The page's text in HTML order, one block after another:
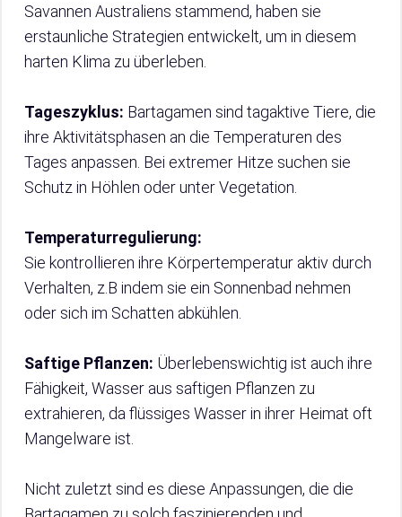
Savannen Australiens stammend, haben sie
erstaunliche Strategien entwickelt, um in diesem
harten Klima zu überleben.
Tageszyklus: Bartagamen sind tagaktive Tiere, die
ihre Aktivitätsphasen an die Temperaturen des
Tages anpassen. Bei extremer Hitze suchen sie
Schutz in Höhlen oder unter Vegetation.
Temperaturregulierung:
Sie kontrollieren ihre Körpertemperatur aktiv durch
Verhalten, z.B indem sie ein Sonnenbad nehmen
oder sich im Schatten abkühlen.
Saftige Pflanzen: Überlebenswichtig ist auch ihre
Fähigkeit, Wasser aus saftigen Pflanzen zu
extrahieren, da flüssiges Wasser in ihrer Heimat oft
Mangelware ist.
Nicht zuletzt sind es diese Anpassungen, die die